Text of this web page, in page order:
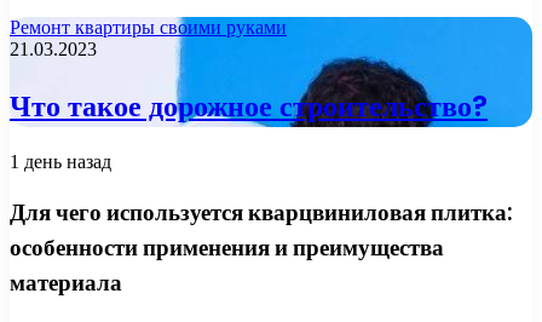
Ремонт квартиры своими руками
21.03.2023
Что такое дорожное строительство?
1 день назад
Для чего используется кварцвиниловая плитка:
особенности применения и преимущества
материала